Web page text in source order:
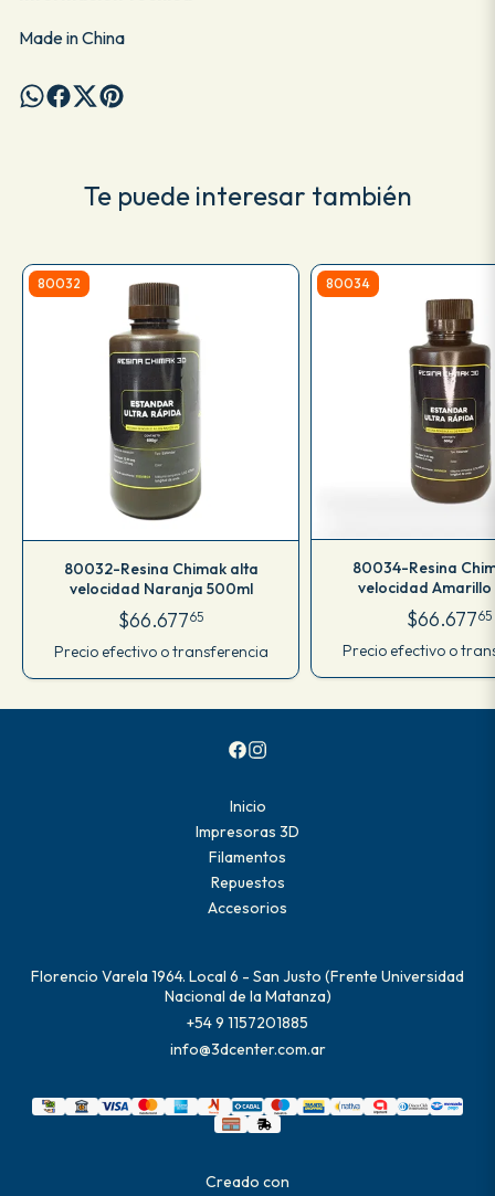
Made in China
Te puede interesar también
80032
80032-Resina Chimak alta
velocidad Naranja 500ml
$66.67765
Precio efectivo o transferencia
80034
80034-Resina
velocidad
$66.67765
Precio efectivo o
Inicio
Impresoras 3D
Filamentos
Repuestos
Accesorios
Florencio Varela 1964. Local 6 - San Justo (Frente Universidad
Nacional de la Matanza)
+54 9 1157201885
info@3dcenter.com.ar
Creado con